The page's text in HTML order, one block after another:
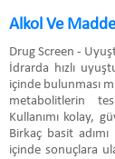
Alkol Ve Madde
Drug Screen -
İdrarda hızlı
içinde bulunması
metabolitlerin
Kullanımı kolay,
Birkaç basit
içinde sonuçlara